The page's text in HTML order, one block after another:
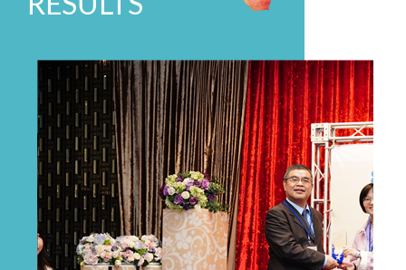
115學年度-全職實習諮商心理師甄選公告（115.1.2截止
收件）
2026-01-16
114-2學期-課程實習生錄取名單
2026-01-16
114年度學生輔導諮商中心督導人員甄選錄取公告
2026-01-16
114年專任專業輔導人員(社會工作師)錄取公告